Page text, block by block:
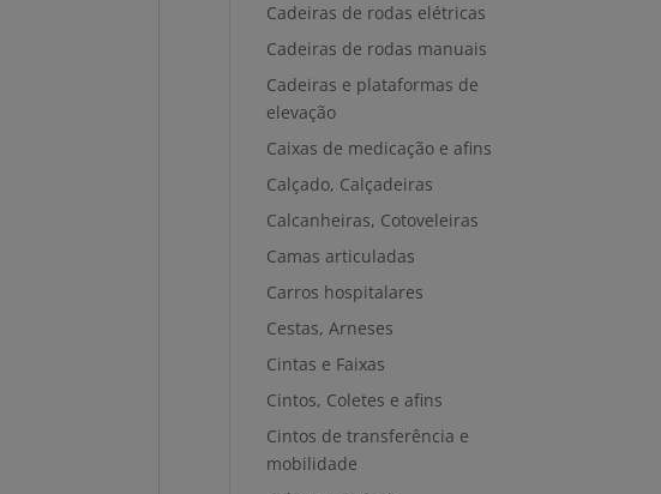
Cadeiras de rodas elétricas
Cadeiras de rodas manuais
Cadeiras e plataformas de
elevação
Caixas de medicação e afins
Calçado, Calçadeiras
Calcanheiras, Cotoveleiras
Camas articuladas
Carros hospitalares
Cestas, Arneses
Cintas e Faixas
Cintos, Coletes e afins
Cintos de transferência e
mobilidade